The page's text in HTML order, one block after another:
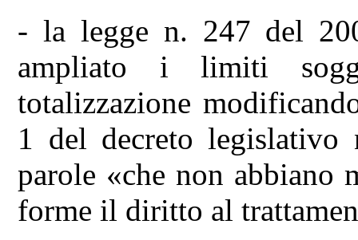
- la legge n. 247 del
ampliato i limiti
totalizzazione
1 del decreto
parole «che non abbiano
forme il diritto al